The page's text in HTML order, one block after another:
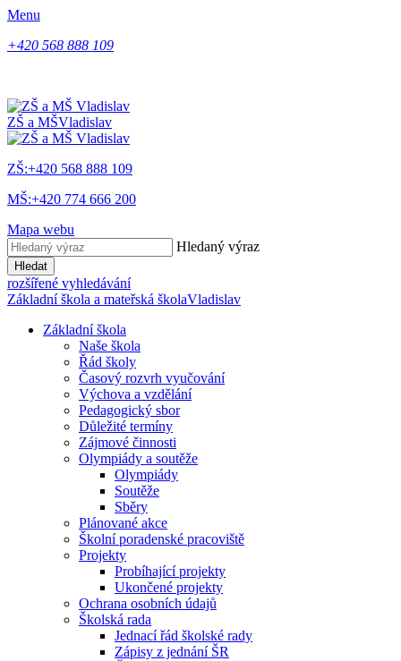
Menu
+420 568 888 109
ZŠ a MŠVladislav
ZŠ:+420 568 888 109
MŠ:+420 774 666 200
Mapa webu
Hledaný výraz
Hledat
rozšířené vyhledávání
Základní škola a mateřská školaVladislav
Základní škola
Naše škola
Řád školy
Časový rozvrh vyučování
Výchova a vzdělání
Pedagogický sbor
Důležité termíny
Zájmové činnosti
Olympiády a soutěže
Olympiády
Soutěže
Sběry
Plánované akce
Školní poradenské pracoviště
Projekty
Probíhající projekty
Ukončené projekty
Ochrana osobních údajů
Školská rada
Jednací řád školské rady
Zápisy z jednání ŠR